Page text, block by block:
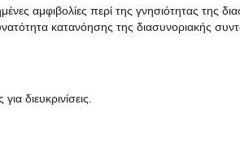
αμφιβολίες περί της γνησιότητας της
κατανόησης της διασυνοριακής
διευκρινίσεις.